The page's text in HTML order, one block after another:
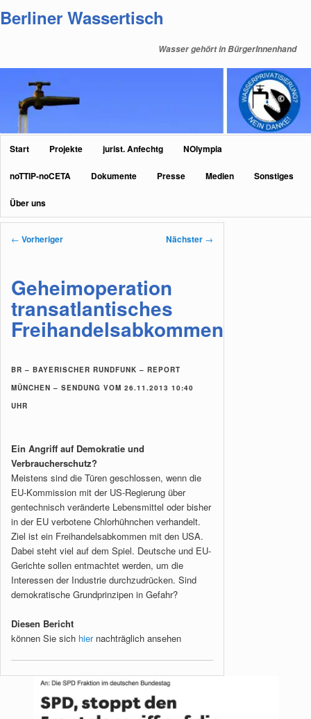
primären
Berliner Wassertisch
Wasser gehört in BürgerInnenhand
Hauptmenü
Start Projekte jurist. Anfechtg NOlympia
noTTIP-noCETA Dokumente Presse Medien Sonstiges
Über uns
Beitragsnavigation
← Vorheriger Nächster →
Geheimoperation
transatlantisches
Freihandelsabkommen
BR – BAYERISCHER RUNDFUNK – REPORT
MÜNCHEN – SENDUNG VOM 26.11.2013 10:40
UHR
Ein Angriff auf Demokratie und
Verbraucherschutz?
Meistens sind die Türen geschlossen, wenn die
EU-Kommission mit der US-Regierung über
gentechnisch veränderte Lebensmittel oder bisher
in der EU verbotene Chlorhühnchen verhandelt.
Ziel ist ein Freihandelsabkommen mit den USA.
Dabei steht viel auf dem Spiel. Deutsche und EU-
Gerichte sollen entmachtet werden, um die
Interessen der Industrie durchzudrücken. Sind
demokratische Grundprinzipen in Gefahr?
Diesen Bericht
können Sie sich hiernachträglich ansehen